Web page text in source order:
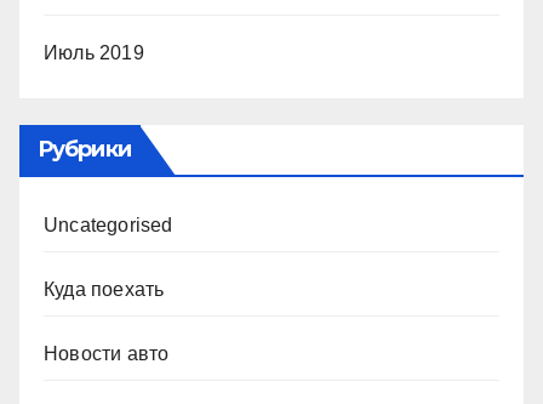
Июль 2019
Рубрики
Uncategorised
Куда поехать
Новости авто